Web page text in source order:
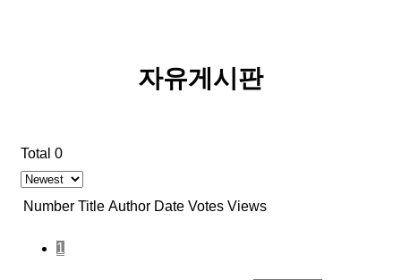
자유게시판
Total 0
Number Title Author Date Votes Views
1